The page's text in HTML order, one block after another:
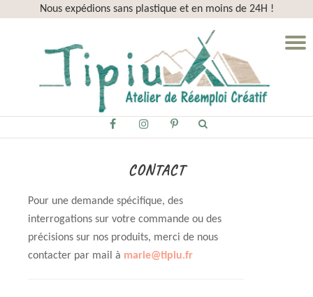
Nous expédions sans plastique et en moins de 24H !
fa-
fa-
fa-
p
CONTACT
Pour une demande spécifique, des
interrogations sur votre commande ou des
précisions sur nos produits, merci de nous
contacter par mail à marie@tipiu.fr